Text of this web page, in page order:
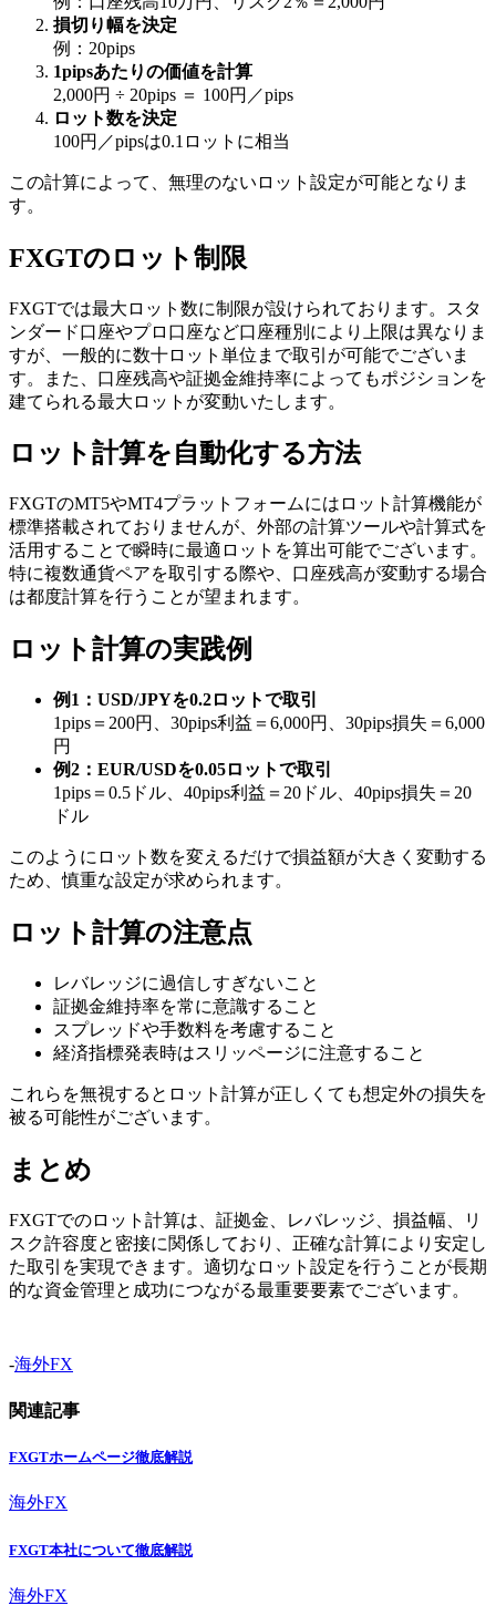
損切り幅を決定
例：20pips
1pipsあたりの価値を計算
2,000円 ÷ 20pips ＝ 100円／pips
ロット数を決定
100円／pipsは0.1ロットに相当
この計算によって、無理のないロット設定が可能となりま
す。
FXGTのロット制限
FXGTでは最大ロット数に制限が設けられております。スタ
ンダード口座やプロ口座など口座種別により上限は異なりま
すが、一般的に数十ロット単位まで取引が可能でございま
す。また、口座残高や証拠金維持率によってもポジションを
建てられる最大ロットが変動いたします。
ロット計算を自動化する方法
FXGTのMT5やMT4プラットフォームにはロット計算機能が
標準搭載されておりませんが、外部の計算ツールや計算式を
活用することで瞬時に最適ロットを算出可能でございます。
特に複数通貨ペアを取引する際や、口座残高が変動する場合
は都度計算を行うことが望まれます。
ロット計算の実践例
例1：USD/JPYを0.2ロットで取引
1pips＝200円、30pips利益＝6,000円、30pips損失＝6,000
円
例2：EUR/USDを0.05ロットで取引
1pips＝0.5ドル、40pips利益＝20ドル、40pips損失＝20
ドル
このようにロット数を変えるだけで損益額が大きく変動する
ため、慎重な設定が求められます。
ロット計算の注意点
レバレッジに過信しすぎないこと
証拠金維持率を常に意識すること
スプレッドや手数料を考慮すること
経済指標発表時はスリッページに注意すること
これらを無視するとロット計算が正しくても想定外の損失を
被る可能性がございます。
まとめ
FXGTでのロット計算は、証拠金、レバレッジ、損益幅、リ
スク許容度と密接に関係しており、正確な計算により安定し
た取引を実現できます。適切なロット設定を行うことが長期
的な資金管理と成功につながる最重要要素でございます。
-海外FX
関連記事
FXGTホームページ徹底解説
海外FX
FXGT本社について徹底解説
海外FX